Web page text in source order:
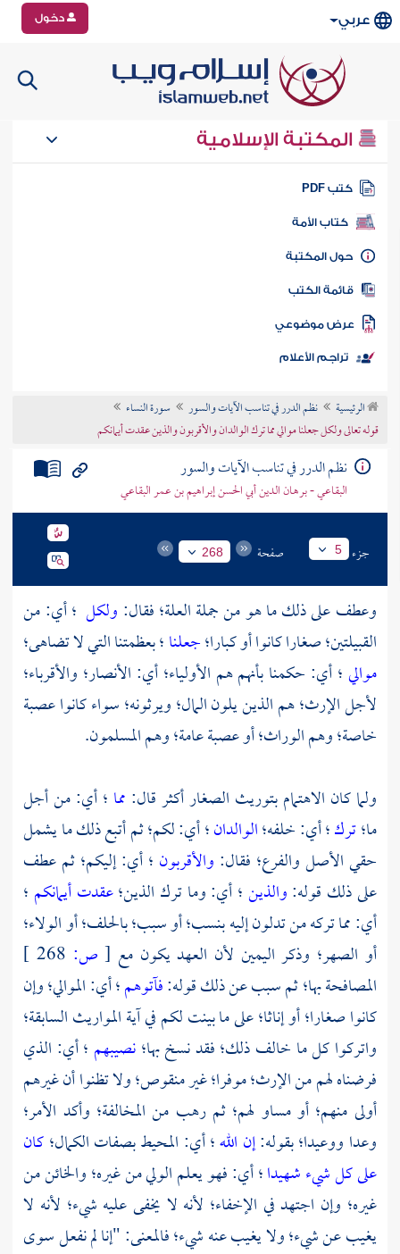
عربي دخول
المكتبة الإسلامية
كتب PDF
كتاب الأمة
المكتبة
الكتب
موضوعي
تراجم الأعلام
الرئيسية نظم الدرر في تناسب الآيات والسور
سورة النساء
قوله تعالى ولكل جعلنا موالي مما ترك الوالدان والأقربون والذين عقدت أيمانكم
نظم الدرر في تناسب الآيات والسور
البقاعي - برهان الدين أبي الحسن إبراهيم بن عمر البقاعي
جزء 5 صفحة 268
وعطف على ذلك ما هو من جملة العلة؛ فقال: ولكل ؛ أي: من
القبيلتين؛ صغارا كانوا أو كبارا؛جعلنا؛ بعظمتنا التي لا تضاهى؛
موالي؛ أي: حكمنا بأنهم هم الأولياء؛ أي: الأنصار؛ والأقرباء؛
لأجل الإرث؛ هم الذين يلون المال؛ ويرثونه؛ سواء كانوا عصبة
خاصة؛ وهم الوراث؛ أو عصبة عامة؛ وهم المسلمون.
ولما كان الاهتمام بتوريث الصغار أكثر قال: مما ؛ أي: من أجل
ما؛ترك؛ أي: خلفه؛الوالدان؛ أي: لكم؛ ثم أتبع ذلك ما يشمل
حقي الأصل والفرع؛ فقال: والأقربون ؛ أي: إليكم؛ ثم عطف
على ذلك قوله:والذين؛ أي: وما ترك الذين؛عقدت أيمانكم ؛
أي: مما تركه من تدلون إليه بنسب؛ أو سبب؛ بالحلف؛ أو الولاء؛
أو الصهر؛ وذكر اليمين لأن العهد يكون مع [ ص:
المصافحة بها؛ ثم سبب عن ذلك قوله:فآتوهم؛ أي: الموالي؛ وإن
كانوا صغارا؛ أو إناثا؛ على ما بينت لكم في آية المواريث السابقة؛
واتركوا كل ما خالف ذلك؛ فقد نسخ بها؛نصيبهم ؛ أي: الذي
فرضناه لهم من الإرث؛ موفرا؛ غير منقوص؛ ولا تظنوا أن غيرهم
أولى منهم؛ أو مساو لهم؛ ثم رهب من المخالفة؛ وأكد الأمر؛
وعدا ووعيدا؛ بقوله:إن الله؛ أي: المحيط بصفات الكمال؛كان
على كل شيء شهيدا؛ أي: فهو يعلم الولي من غيره؛ والخائن من
غيره؛ وإن اجتهد في الإخفاء؛ لأنه لا يخفى عليه شيء؛ لأنه لا
يغيب عن شيء؛ ولا يغيب عنه شيء؛ فالمعنى: "إنا لم نفعل سوى